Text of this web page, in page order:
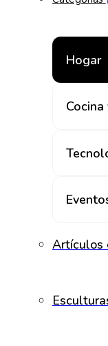
Hogar
Artículos